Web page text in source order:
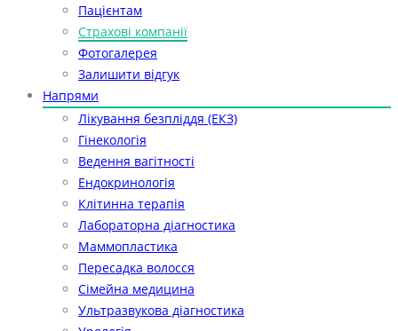
Пацієнтам
Страхові компанії
Фотогалерея
Залишити відгук
Напрями
Лікування безпліддя (ЕКЗ)
Гінекологія
Ведення вагітності
Ендокринологія
Клітинна терапія
Лабораторна діагностика
Маммопластика
Пересадка волосся
Сімейна медицина
Ультразвукова діагностика